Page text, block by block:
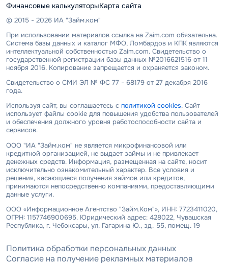
Финансовые калькуляторыКарта сайта
© 2015 - 2026 ИА "Займ.ком"
При использовании материалов ссылка на Zaim.com обязательна.
Система базы данных и каталог МФО, Ломбардов и КПК являются
интеллектуальной собственностью Zaim.com. Свидетельство о
государственной регистрации базы данных №2016621516 от 11
ноября 2016. Копирование запрещается и охраняется законом.
Свидетельство о СМИ ЭЛ № ФС 77 - 68179 от 27 декабря 2016
года.
Используя сайт, вы соглашаетесь с политикой cookies. Сайт
использует файлы cookie для повышения удобства пользователей
и обеспечения должного уровня работоспособности сайта и
сервисов.
ООО "ИА "Займ.ком" не является микрофинансовой или
кредитной организацией, не выдает займы и не привлекает
денежных средств. Информация, размещенная на сайте, носит
исключительно ознакомительный характер. Все условия и
решения, касающиеся получения займов или кредитов,
принимаются непосредственно компаниями, предоставляющими
данные услуги.
ООО «Информационное Агентство "Займ.Ком"», ИНН: 7723411020,
ОГРН: 1157746900695. Юридический адрес: 428022, Чувашская
Республика, г. Чебоксары, ул. Гагарина Ю., зд. 55, помещ. 19
Политика обработки персональных данных
Согласие на получение рекламных материалов